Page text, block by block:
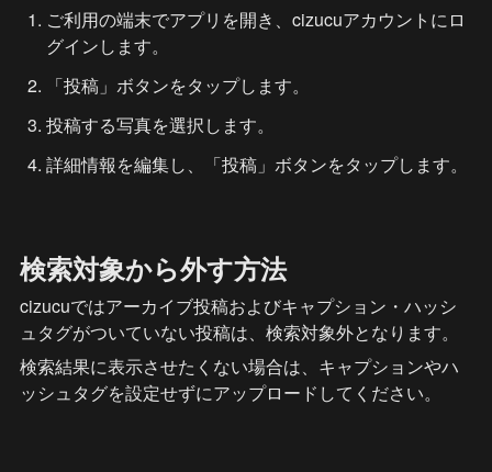
ご利用の端末でアプリを開き、cizucuアカウントにロ
グインします。
「投稿」ボタンをタップします。
投稿する写真を選択します。
詳細情報を編集し、「投稿」ボタンをタップします。
検索対象から外す方法
cizucuではアーカイブ投稿およびキャプション・ハッシ
ュタグがついていない投稿は、検索対象外となります。
検索結果に表示させたくない場合は、キャプションやハ
ッシュタグを設定せずにアップロードしてください。